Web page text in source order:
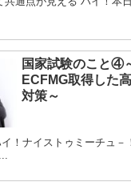
国家試験のこと④
ECFMG取得した
対策～
！ナイストゥミーチュ－